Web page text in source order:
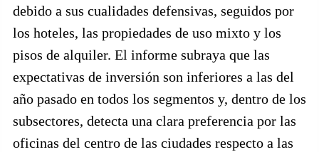
debido a sus cualidades defensivas, seguidos por
los hoteles, las propiedades de uso mixto y los
pisos de alquiler. El informe subraya que las
expectativas de inversión son inferiores a las del
año pasado en todos los segmentos y, dentro de los
subsectores, detecta una clara preferencia por las
oficinas del centro de las ciudades respecto a las